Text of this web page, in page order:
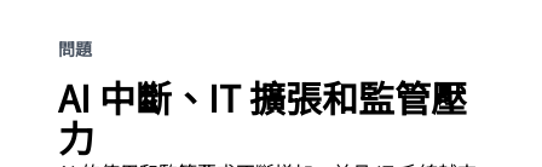
問題
AI 中斷、IT 擴張和監管壓
力